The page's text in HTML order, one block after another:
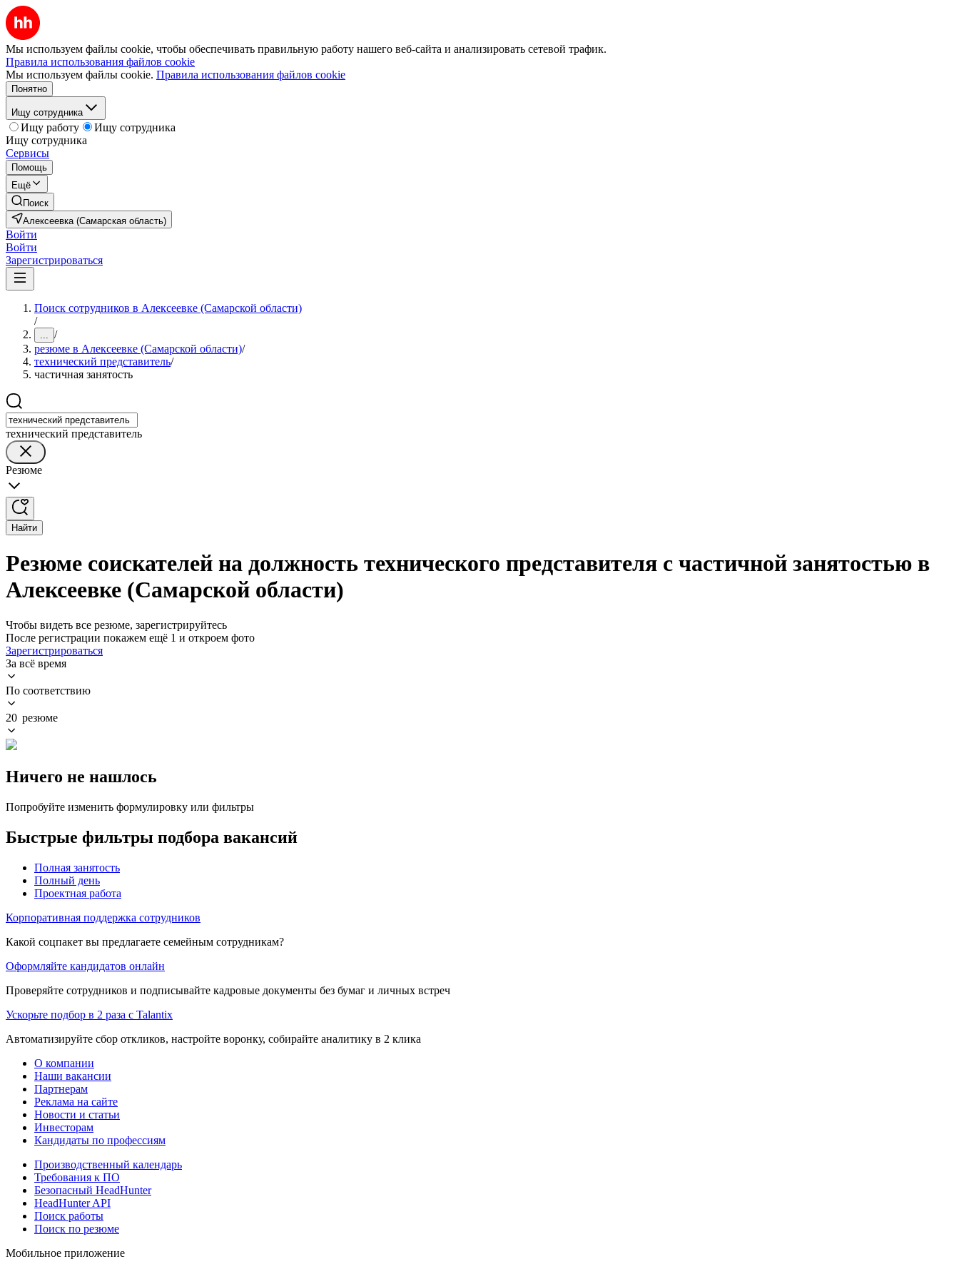
Мы используем файлы cookie, чтобы обеспечивать правильную работу нашего веб-сайта и анализировать сетевой трафик.
Правила использования файлов cookie
Мы используем файлы cookie. Правила использования файлов cookie
Понятно
Ищу сотрудника
Ищу работу
Ищу сотрудника
Ищу сотрудника
Сервисы
Помощь
Ещё
Поиск
Алексеевка (Самарская область)
Войти
Войти
Зарегистрироваться
Поиск сотрудников в Алексеевке (Самарской области)
/
... /
резюме в Алексеевке (Самарской области)/
технический представитель/
частичная занятость
технический представитель
Резюме
Найти
Резюме соискателей на должность технического представителя с частичной занятостью в
Алексеевке (Самарской области)
Чтобы видеть все резюме, зарегистрируйтесь
После регистрации покажем ещё 1 и откроем фото
Зарегистрироваться
За всё время
По соответствию
20 резюме
Ничего не нашлось
Попробуйте изменить формулировку или фильтры
Быстрые фильтры подбора вакансий
Полная занятость
Полный день
Проектная работа
Корпоративная поддержка сотрудников
Какой соцпакет вы предлагаете семейным сотрудникам?
Оформляйте кандидатов онлайн
Проверяйте сотрудников и подписывайте кадровые документы без бумаг и личных встреч
Ускорьте подбор в 2 раза с Talantix
Автоматизируйте сбор откликов, настройте воронку, собирайте аналитику в 2 клика
О компании
Наши вакансии
Партнерам
Реклама на сайте
Новости и статьи
Инвесторам
Кандидаты по профессиям
Производственный календарь
Требования к ПО
Безопасный HeadHunter
HeadHunter API
Поиск работы
Поиск по резюме
Мобильное приложение